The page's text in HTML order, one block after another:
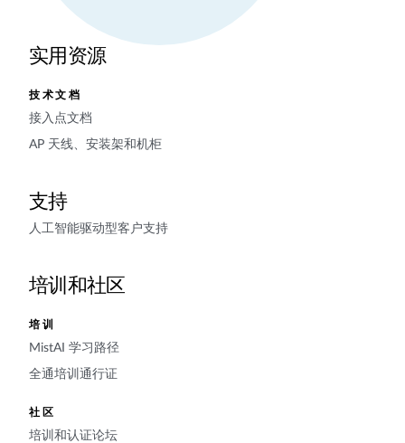
实用资源
技术文档
接入点文档
AP 天线、安装架和机柜
支持
人工智能驱动型客户支持
培训和社区
培训
MistAI 学习路径
全通培训通行证
社区
培训和认证论坛